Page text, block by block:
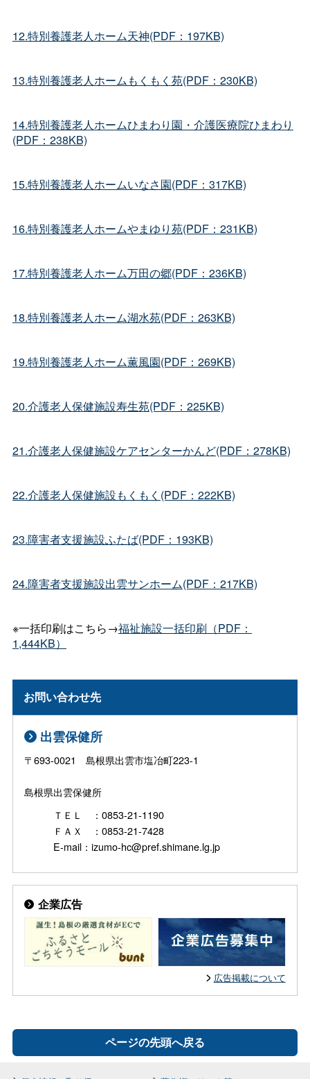
12.特別養護老人ホーム天神(PDF：197KB)
13.特別養護老人ホームもくもく苑(PDF：230KB)
14.特別養護老人ホームひまわり園・介護医療院ひまわり
(PDF：238KB)
15.特別養護老人ホームいなさ園(PDF：317KB)
16.特別養護老人ホームやまゆり苑(PDF：231KB)
17.特別養護老人ホーム万田の郷(PDF：236KB)
18.特別養護老人ホーム湖水苑(PDF：263KB)
19.特別養護老人ホーム薫風園(PDF：269KB)
20.介護老人保健施設寿生苑(PDF：225KB)
21.介護老人保健施設ケアセンターかんど(PDF：278KB)
22.介護老人保健施設もくもく(PDF：222KB)
23.障害者支援施設ふたば(PDF：193KB)
24.障害者支援施設出雲サンホーム(PDF：217KB)
※一括印刷はこちら→福祉施設一括印刷（PDF：
1,444KB）
お問い合わせ先
出雲保健所
〒693-0021 島根県出雲市塩冶町223-1
島根県出雲保健所
ＴＥＬ ：0853-21-1190
ＦＡＸ ：0853-21-7428
E-mail：izumo-hc@pref.shimane.lg.jp
企業広告
広告掲載について
ページの先頭へ戻る